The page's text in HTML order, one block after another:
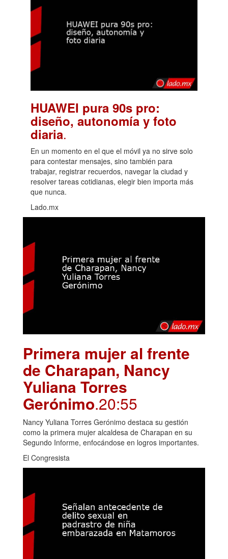
HUAWEI pura 90s pro:
diseño, autonomía y foto
diaria.
En un momento en el que el móvil ya no sirve solo
para contestar mensajes, sino también para
trabajar, registrar recuerdos, navegar la ciudad y
resolver tareas cotidianas, elegir bien importa más
que nunca.
Lado.mx
Primera mujer al frente
de Charapan, Nancy
Yuliana Torres
Gerónimo.20:55
Nancy Yuliana Torres Gerónimo destaca su gestión
como la primera mujer alcaldesa de Charapan en su
Segundo Informe, enfocándose en logros importantes.
El Congresista